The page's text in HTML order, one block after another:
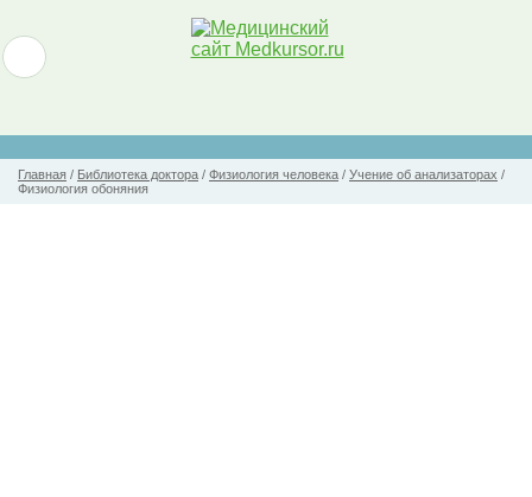
Главная / Библиотека доктора / Физиология человека / Учение об анализаторах /
Физиология обоняния